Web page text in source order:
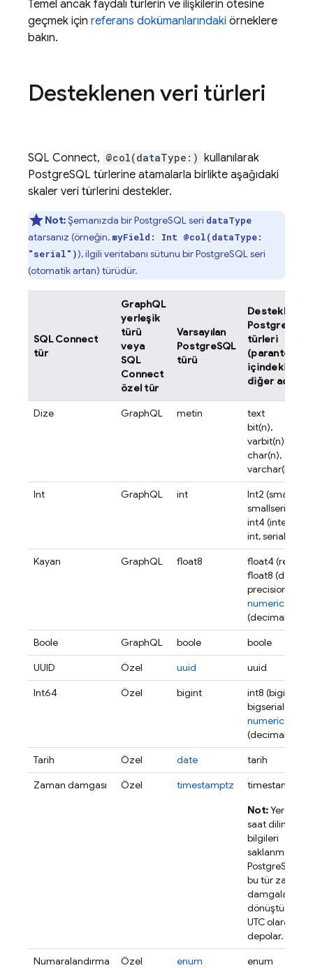
Temel ancak faydalı türlerin ve ilişkilerin ötesine
geçmek için referans dokümanlarındaki örneklere
bakın.
Desteklenen veri türleri
SQL Connect, @col(dataType:) kullanılarak
PostgreSQL türlerine atamalarla birlikte aşağıdaki
skaler veri türlerini destekler.
Not:Şemanızda bir PostgreSQL seri dataType
atarsanız (örneğin, myField: Int @col(dataType:
"serial")), ilgili veritabanı sütunu bir PostgreSQL seri
(otomatik artan) türüdür.
SQL Connect
tür
GraphQL
yerleşik
türü
veya
SQL
Connect
özel tür
Varsayılan
PostgreSQL
türü
Desteklenen
PostgreSQL
türleri
(parantez
içindeki
diğer ad)
Dize GraphQL metin
text
bit(n),
varbit(n)
char(n),
varchar(n)
Int
GraphQL int
Int2 (smallint,
smallserial),
int4 (integer,
int, serial)
Kayan
GraphQL float8
float4 (real)
float8 (double
precision)
numeric
(decimal)
Boole
GraphQL boole
boole
UUID
Özel uuid
uuid
Int64
Özel bigint
int8 (bigint,
bigserial)
numeric
(decimal)
Tarih
Özel date
tarih
Zaman damgası
Özel timestamptz
timestamptz
Not:Yerel
saat dilimi
bilgileri
saklanmaz.
PostgreSQL,
bu tür zaman
damgalarını
dönüştürür ve
UTC olarak
depolar.
Numaralandırma
Özel enum
enum